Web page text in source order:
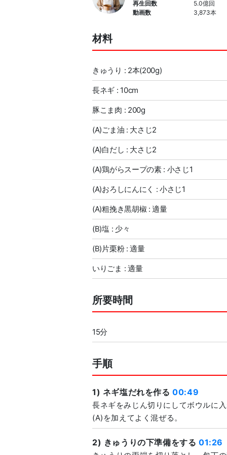
再生回数
5.0億回
動画数
3,873本
材料
きゅうり : 2本(200g)
長ネギ : 10cm
豚こま肉 : 200g
(A)ごま油 : 大さじ2
(A)白だし : 大さじ2
(A)鶏がらスープの素 : 小さじ1
(A)おろしにんにく : 小さじ1
(A)粗挽き黒胡椒 : 適量
(B)塩 : 少々
(B)片栗粉 : 適量
いりごま : 適量
所要時間
15分
手順
1) ネギ塩だれを作る00:49
長ネギをみじん切りにしてボウルに
(A)を加えてよく混ぜる。
2) きゅうりの下準備をする01:26